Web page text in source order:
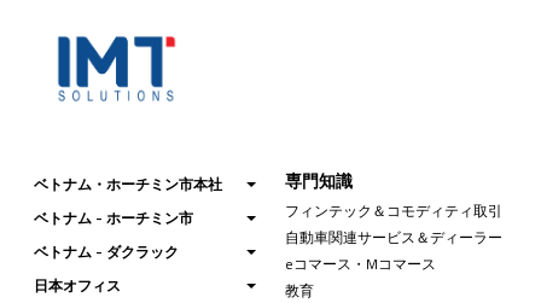
ベトナム・ホーチミン市本社
ベトナム - ホーチミン市
ベトナム - ダクラック
日本オフィス
専門知識
フィンテック＆コモディティ取引
自動車関連サービス＆ディーラー
eコマース・Mコマース
教育